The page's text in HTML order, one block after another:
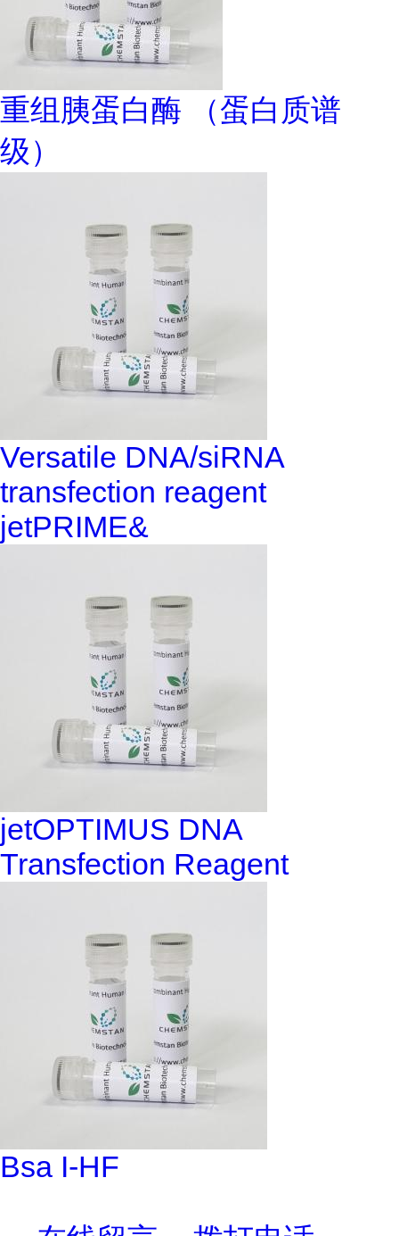
重组胰蛋白酶 （蛋白质谱
级）
Versatile DNA/siRNA
transfection reagent
jetPRIME&
jetOPTIMUS DNA
Transfection Reagent
Bsa I-HF